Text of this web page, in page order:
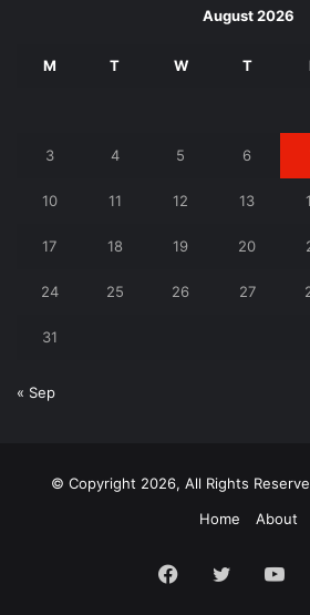
August 2026
M T W T
3 4 5 6
10 11 12 13
17 18 19 20
24 25 26 27
31
« Sep
© Copyright 2026, All Rights
Home
About
Facebook
Twitter